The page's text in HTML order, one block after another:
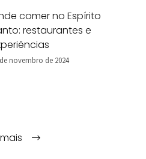
comer no Espírito
restaurantes e
novembro de 2024